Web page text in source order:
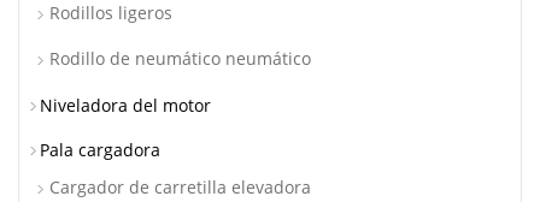
Rodillos ligeros
Rodillo de neumático neumático
Niveladora del motor
Pala cargadora
Cargador de carretilla elevadora